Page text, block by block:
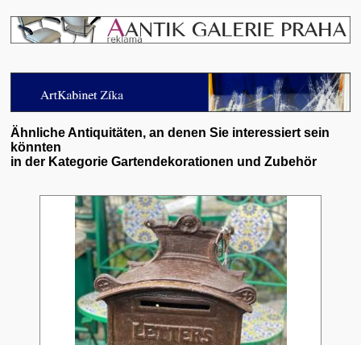
Ähnliche Antiquitäten, an denen Sie interessiert sein
könnten
in der Kategorie Gartendekorationen und Zubehör